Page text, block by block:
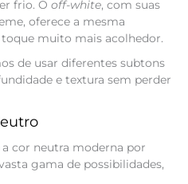
frio. O off-white, com suas
oferece a mesma
muito mais acolhedor.
de usar diferentes subtons
e textura sem perder
cor neutra moderna por
gama de possibilidades,